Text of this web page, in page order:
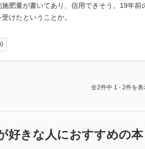
施肥量が書いてあり、信用できそう。19年
けたということか。
0
全2件中 1 - 2件を表
好きな人におすすめの本